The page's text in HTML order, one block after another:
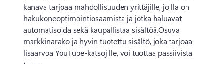
kanava tarjoaa mahdollisuuden yrittäjille, joilla on
hakukoneoptimointiosaamista ja jotka haluavat
automatisoida sekä kaupallistaa sisältöä.Osuva
markkinarako ja hyvin tuotettu sisältö, joka tarjoaa
lisäarvoa YouTube-katsojille, voi tuottaa passiivista